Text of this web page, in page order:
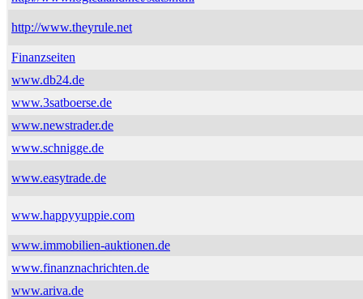
http://www.theyrule.net
Finanzseiten
www.db24.de
www.3satboerse.de
www.newstrader.de
www.schnigge.de
www.easytrade.de
www.happyyuppie.com
www.immobilien-auktionen.de
www.finanznachrichten.de
www.ariva.de